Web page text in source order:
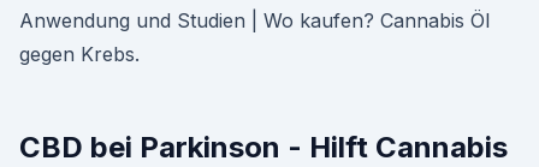
Anwendung und Studien | Wo kaufen? Cannabis Öl
gegen Krebs.
CBD bei Parkinson - Hilft Cannabis